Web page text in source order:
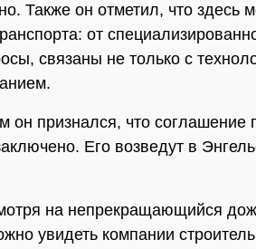
Также он отметил, что здесь
от
связаны не только с
он признался, что соглашение
Его возведут в
на непрекращающийся
увидеть компании